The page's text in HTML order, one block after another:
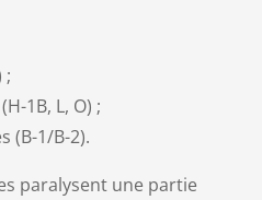
;
1B, L, O) ;
(B-1/B-2).
paralysent une partie